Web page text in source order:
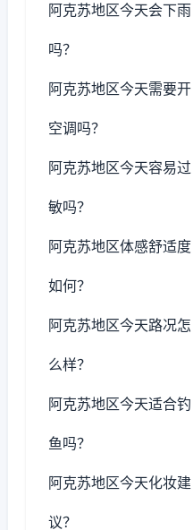
阿克苏地区今天会下雨
吗？
阿克苏地区今天需要开
空调吗？
阿克苏地区今天容易过
敏吗？
阿克苏地区体感舒适度
如何？
阿克苏地区今天路况怎
么样？
阿克苏地区今天适合钓
鱼吗？
阿克苏地区今天化妆建
议？